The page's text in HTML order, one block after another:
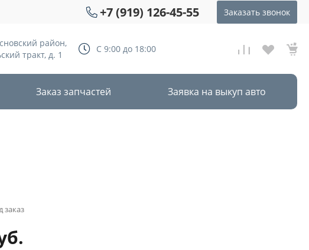
+7 (919) 126-45-55 Заказать звонок
район,
тракт, д. 1
С 9:00 до 18:00
Заказ запчастей Заявка на выкуп авто
заказ